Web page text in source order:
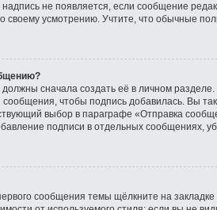
не появляется, если сообщение
усмотрению. Учтите, что обычные
сначала создать её в личном
чтобы подпись добавилась. Вы
выбор в параграфе «Отправка
подписи в отдельных сообщениях,
сообщения темы щёлкните на